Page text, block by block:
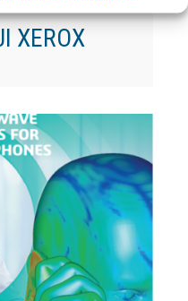
XEROX